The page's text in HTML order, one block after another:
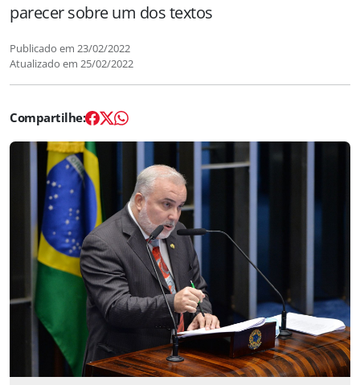
parecer sobre um dos textos
Publicado em 23/02/2022
Atualizado em 25/02/2022